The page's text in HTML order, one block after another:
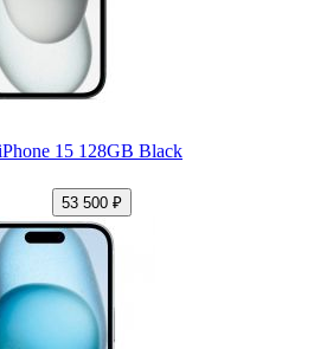
15 128GB Black
53 500 ₽